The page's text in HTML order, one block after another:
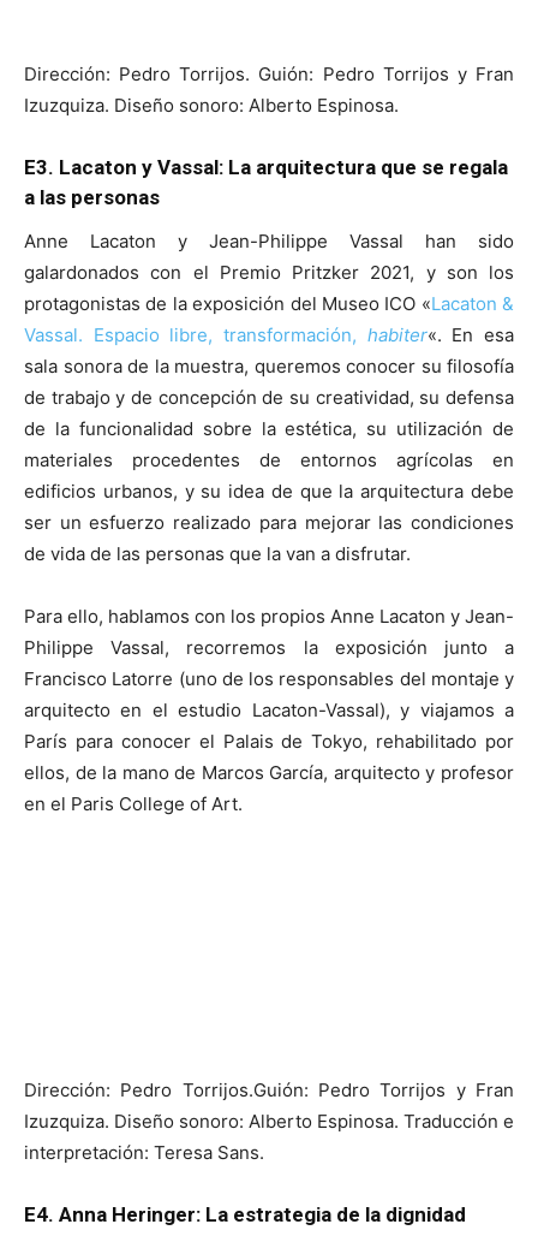
Dirección: Pedro Torrijos. Guión: Pedro Torrijos y Fran
Izuzquiza. Diseño sonoro: Alberto Espinosa.
E3. Lacaton y Vassal: La arquitectura que se regala
a las personas
Anne Lacaton y Jean-Philippe Vassal han sido
galardonados con el Premio Pritzker 2021, y son los
protagonistas de la exposición del Museo ICO «Lacaton &
Vassal. Espacio libre, transformación, habiter«. En esa
sala sonora de la muestra, queremos conocer su filosofía
de trabajo y de concepción de su creatividad, su defensa
de la funcionalidad sobre la estética, su utilización de
materiales procedentes de entornos agrícolas en
edificios urbanos, y su idea de que la arquitectura debe
ser un esfuerzo realizado para mejorar las condiciones
de vida de las personas que la van a disfrutar.
Para ello, hablamos con los propios Anne Lacaton y Jean-
Philippe Vassal, recorremos la exposición junto a
Francisco Latorre (uno de los responsables del montaje y
arquitecto en el estudio Lacaton-Vassal), y viajamos a
París para conocer el Palais de Tokyo, rehabilitado por
ellos, de la mano de Marcos García, arquitecto y profesor
en el Paris College of Art.
Dirección: Pedro Torrijos.Guión: Pedro Torrijos y Fran
Izuzquiza. Diseño sonoro: Alberto Espinosa. Traducción e
interpretación: Teresa Sans.
E4. Anna Heringer: La estrategia de la dignidad